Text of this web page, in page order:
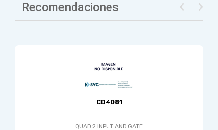
Recomendaciones
CD4081
QUAD 2 INPUT AND GATE